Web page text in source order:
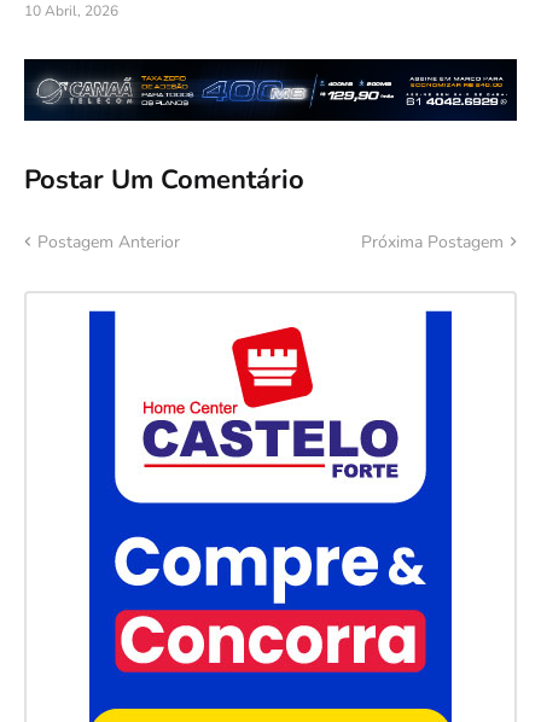
10 Abril, 2026
Postar Um Comentário
Postagem Anterior Próxima Postagem